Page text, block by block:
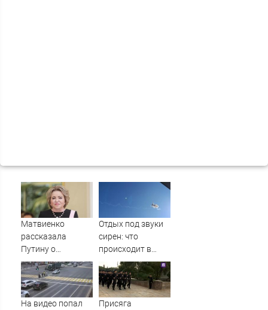
Матвиенко
рассказала
Путину о
появлении моды
на семью и детей
у российских
студентов
Отдых под звуки
сирен: что
происходит в
Сочи на фоне
массированных
атак
беспилотников
На видео попал
Присяга